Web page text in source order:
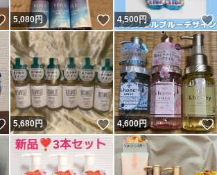
いいね！
5,080円 いいね！
4,500円
いいね！
5,680円 いいね！
4,600円